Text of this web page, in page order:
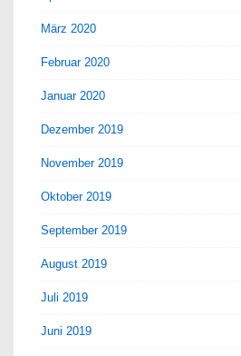
März 2020
Februar 2020
Januar 2020
Dezember 2019
November 2019
Oktober 2019
September 2019
August 2019
Juli 2019
Juni 2019